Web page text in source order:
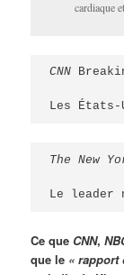
cardiaque
CNN
Les
The New
Le leader
Ce que CNN,
que le « rapport